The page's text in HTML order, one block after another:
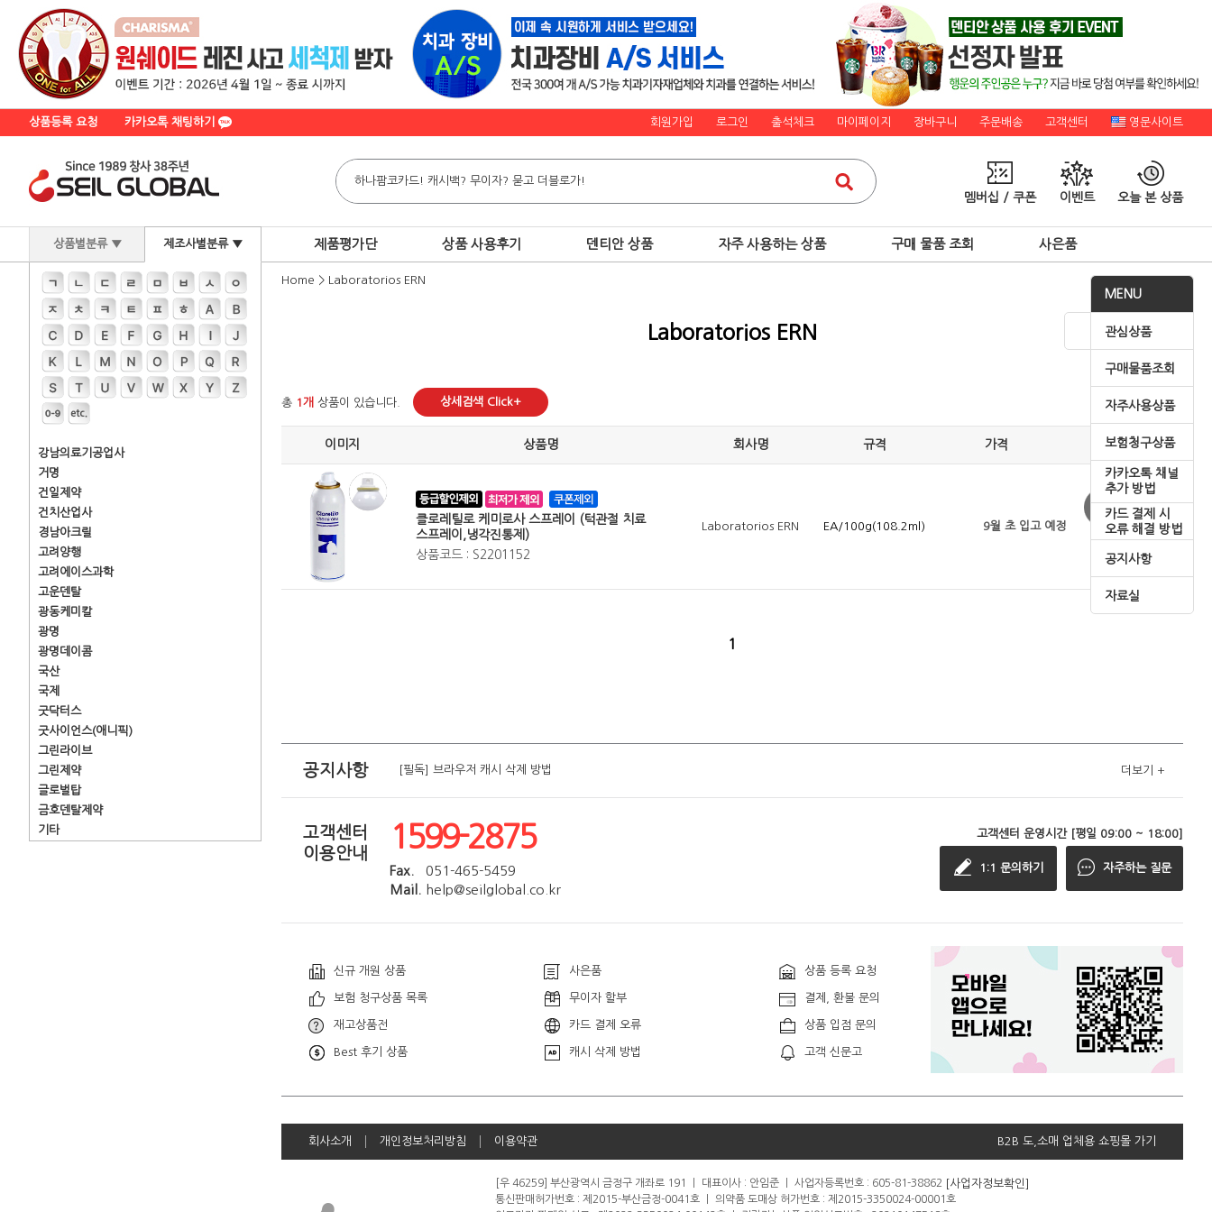
상품등록 요청 카카오톡 채팅하기 회원가입 로그인 출석체크 마이페이지 장바구니 주문배송 고객센터 영문사이트
멤버십 / 쿠폰 이벤트 오늘 본 상품
상품별분류 ▼ 제조사별분류 ▼
강남의료기공업사
거명
건일제약
건치산업사
경남아크릴
고려양행
고려에이스과학
고운덴탈
광동케미칼
광명
광명데이콤
국산
국제
굿닥터스
굿사이언스(애니픽)
그린라이브
그린제약
글로벌탑
금호덴탈제약
기타
제품평가단 상품 사용후기 덴티안 상품 자주 사용하는 상품 구매 물품 조회 사은품
MENU
관심상품
구매물품조회
자주사용상품
보험청구상품
카카오톡 채널
추가 방법
카드 결제 시
오류 해결 방법
공지사항
자료실
Home > Laboratorios ERN
Laboratorios ERN
총 1개 상품이 있습니다. 상세검색 Click+
이미지 상품명 회사명 규격 가격
클로레틸로 케미로사 스프레이 (턱관절 치료
스프레이,냉각진통제)
상품코드 : S2201152
Laboratorios ERN EA/100g(108.2ml) 9월 초 입고 예정
1
공지사항
[필독] 브라우저 캐시 삭제 방법
[필독] 브라우저 캐시 삭제 방법
더보기 +
고객센터
이용안내
1599-2875
Fax.
051-465-5459
Mail. help@seilglobal.co.kr
고객센터 운영시간 [평일 09:00 ~ 18:00]
1:1 문의하기 자주하는 질문
신규 개원 상품 사은품 상품 등록 요청
보험 청구상품 목록 무이자 할부 결제, 환불 문의
재고상품전 카드 결제 오류 상품 입점 문의
Best 후기 상품 캐시 삭제 방법 고객 신문고
회사소개 개인정보처리방침 이용약관 B2B 도,소매 업체용 쇼핑몰 가기
[우 46259] 부산광역시 금정구 개좌로 191 대표이사 : 안임준 사업자등록번호 : 605-81-38862 [사업자정보확인]
통신판매허가번호 : 제2015-부산금정-0041호
의약품 도매상 허가번호 : 제2015-3350024-00001호